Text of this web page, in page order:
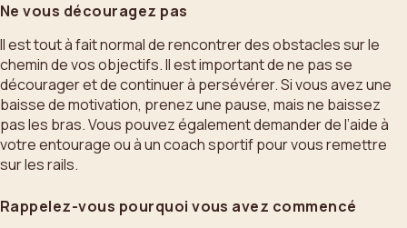
Ne vous découragez pas
Il est tout à fait normal de rencontrer des obstacles sur le
chemin de vos objectifs. Il est important de ne pas se
décourager et de continuer à persévérer. Si vous avez une
baisse de motivation, prenez une pause, mais ne baissez
pas les bras. Vous pouvez également demander de l’aide à
votre entourage ou à un coach sportif pour vous remettre
sur les rails.
Rappelez-vous pourquoi vous avez commencé